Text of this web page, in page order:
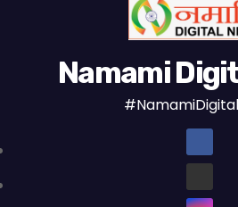
Namami